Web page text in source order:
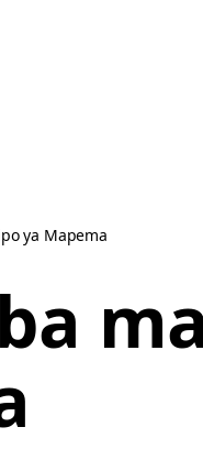
ya Mapema